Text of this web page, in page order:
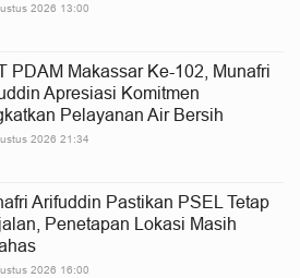
2026 13:00
PDAM Makassar Ke-102, Munafri
Apresiasi Komitmen
Pelayanan Air Bersih
2026 21:34
Arifuddin Pastikan PSEL Tetap
Penetapan Lokasi Masih
2026 16:00